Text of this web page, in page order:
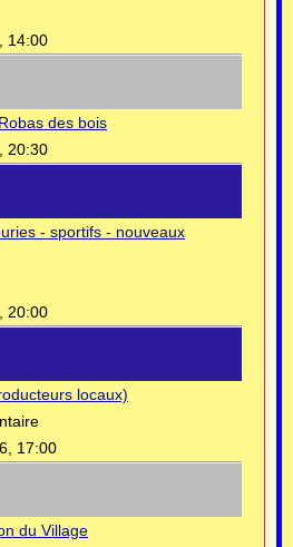
14:00
des bois
20:30
- sportifs - nouveaux
20:00
locaux)
17:00
du Village